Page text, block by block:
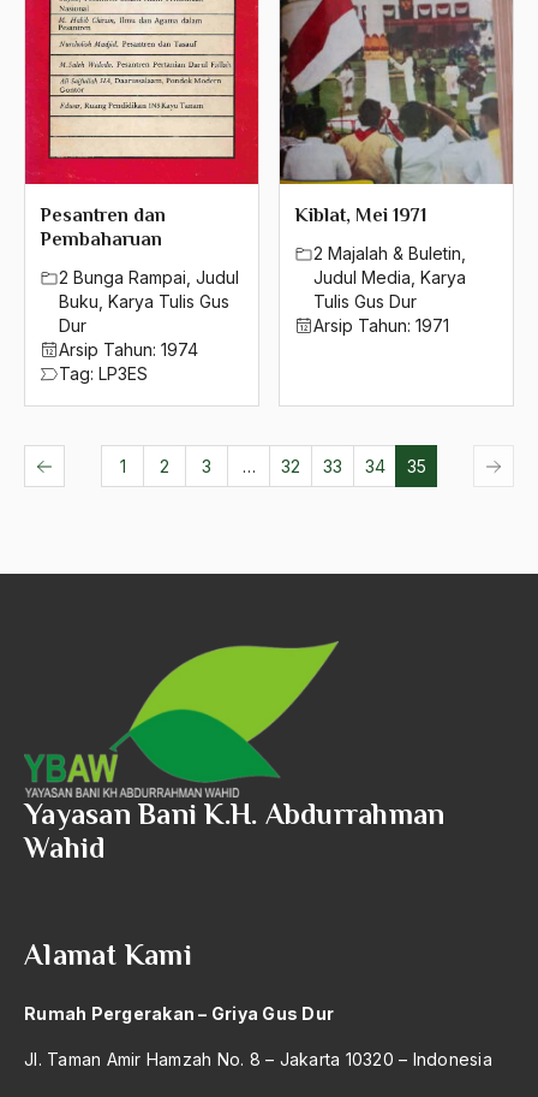
Pesantren dan
Pembaharuan
2 Bunga Rampai Judul
Buku Karya Tulis Gus
Dur
Arsip Tahun: 1974
Tag: LP3ES
Kiblat, Mei 1971
2 Majalah & Buletin
Judul Media Karya
Tulis Gus Dur
Arsip Tahun: 1971
1 2 3 … 32 33 34 35
Ahmadiyah
AIDS
Airport
Ajaran AGama
Ajaran Agama Islam
Ajaran Islam
ajaran kemasyarakatan
Akademi Betawi
Aktivis Muda
akulturasi
al qaeda
Al-Azhar
Al-Ghazali
Yayasan Bani K.H. Abdurrahman
Wahid
Alamat Kami
Rumah Pergerakan – Griya Gus Dur
Jl. Taman Amir Hamzah No. 8 – Jakarta 10320 – Indonesia